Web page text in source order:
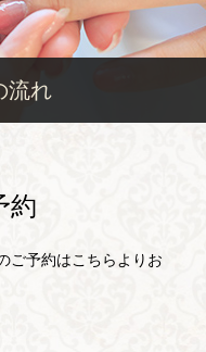
流れ
約
ご予約はこちらよりお